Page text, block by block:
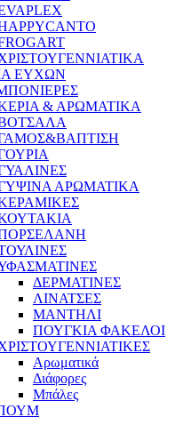
ΕΥΧΩΝ
& ΑΡΩΜΑΤΙΚΑ
ΑΡΩΜΑΤΙΚΑ
ΔΕΡΜΑΤΙΝΕΣ
ΛΙΝΑΤΣΕΣ
ΜΑΝΤΗΛΙ
ΠΟΥΓΚΙΑ ΦΑΚΕΛΟΙ
Αρωματικά
Διάφορες
Μπάλες